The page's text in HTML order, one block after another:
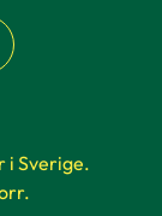
i Sverige.